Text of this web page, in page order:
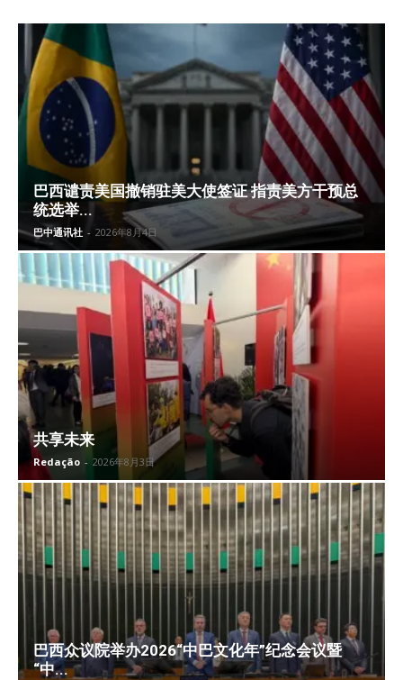
巴西谴责美国撤销驻美大使签证 指责美方干预总
统选举...
巴中通讯社 - 2026年8月4日
共享未来
Redação - 2026年8月3日
巴西众议院举办2026“中巴文化年”纪念会议暨
“中...